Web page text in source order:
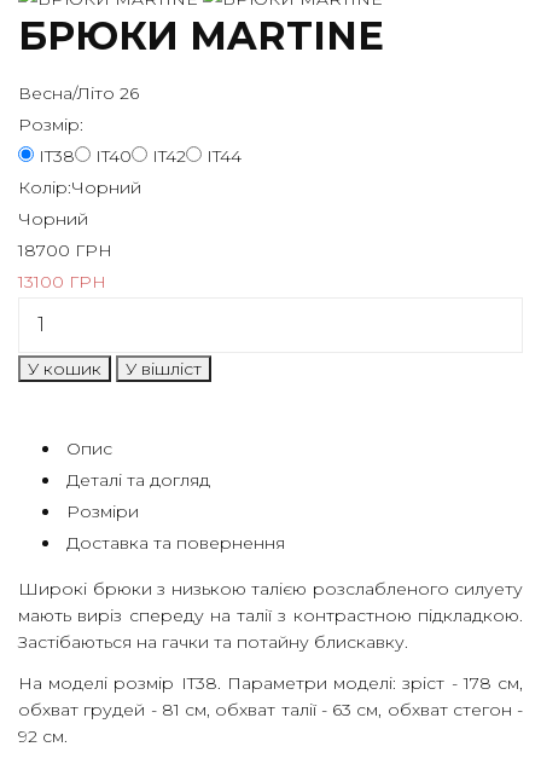
SAVE
Ваша
країна
United
States?
Бажаєте
перейти
на
міжнародну
версію
Так
Ні
МАГАЗИН
КОЛЕКЦІЇ
ПРО
HIGH
SUMMER
SALE
БРЮКИ MARTINE
Весна/Літо 26
Розмір:
IT38
IT40 IT42
IT44
Колір:Чорний
Чорний
18700 ГРН
13100 ГРН
Опис
Деталі та догляд
Розміри
Доставка та повернення
Широкі брюки з низькою талією розслабленого силуету
мають виріз спереду на талії з контрастною підкладкою.
Застібаються на гачки та потайну блискавку.
На моделі розмір IT38. Параметри моделі: зріст - 178 см,
обхват грудей - 81 см, обхват талії - 63 см, обхват стегон -
92 см.